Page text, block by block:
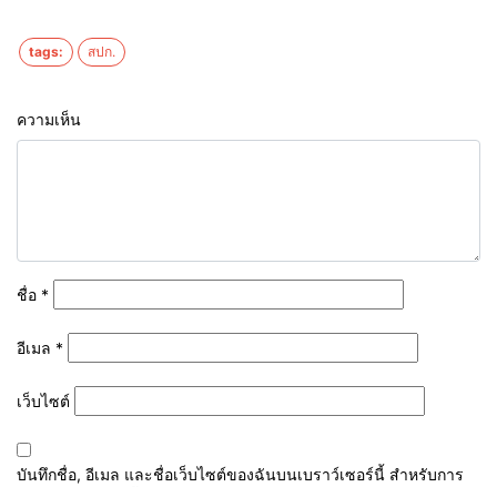
tags: สปก.
ความเห็น
ชื่อ *
อีเมล *
เว็บไซต์
บันทึกชื่อ, อีเมล และชื่อเว็บไซต์ของฉันบนเบราว์เซอร์นี้ สำหรับการ